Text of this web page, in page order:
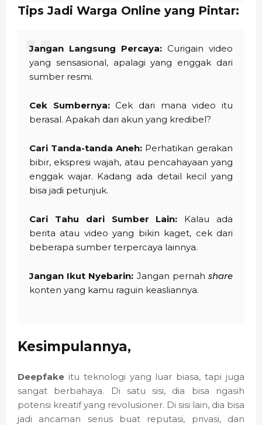
Tips Jadi Warga Online yang Pintar:
Jangan Langsung Percaya: Curigain video
yang sensasional, apalagi yang enggak dari
sumber resmi.
Cek Sumbernya:Cek dari mana video itu
berasal. Apakah dari akun yang kredibel?
Cari Tanda-tanda Aneh: Perhatikan gerakan
bibir, ekspresi wajah, atau pencahayaan yang
enggak wajar. Kadang ada detail kecil yang
bisa jadi petunjuk.
Cari Tahu dari Sumber Lain: Kalau ada
berita atau video yang bikin kaget, cek dari
beberapa sumber terpercaya lainnya.
Jangan Ikut Nyebarin: Jangan pernahshare
konten yang kamu raguin keasliannya.
Kesimpulannya,
Deepfake itu teknologi yang luar biasa, tapi juga
sangat berbahaya. Di satu sisi, dia bisa ngasih
potensi kreatif yang revolusioner. Di sisi lain, dia bisa
jadi ancaman serius buat reputasi, privasi, dan